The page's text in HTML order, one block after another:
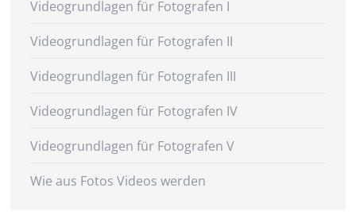
Videogrundlagen für Fotografen I
Videogrundlagen für Fotografen II
Videogrundlagen für Fotografen III
Videogrundlagen für Fotografen IV
Videogrundlagen für Fotografen V
Wie aus Fotos Videos werden